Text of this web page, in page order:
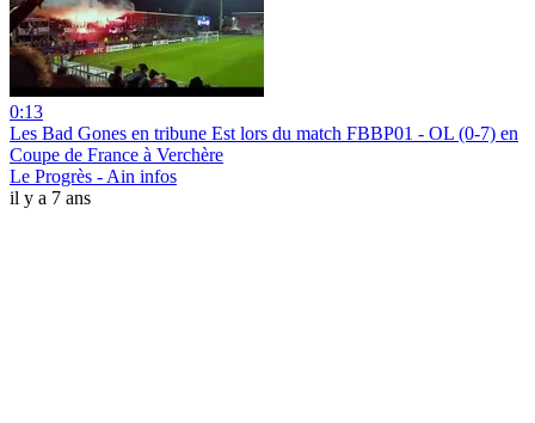
0:13
Les Bad Gones en tribune Est lors du match FBBP01 - OL (0-7) en
Coupe de France à Verchère
Le Progrès - Ain infos
il y a 7 ans